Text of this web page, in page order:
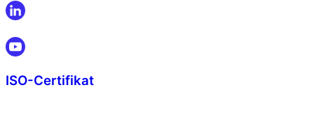
ISO-Certifikat